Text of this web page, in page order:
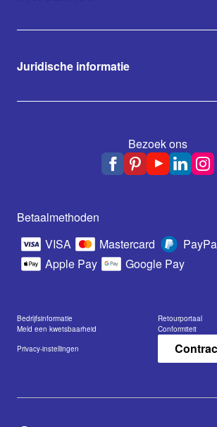
Juridische informatie
Bezoek ons
Betaalmethoden
VISA
Mastercard
Apple Pay
Google Pay
Bedrijfsinformatie
Retourportaal
Meld een kwetsbaarheid
Conformiteit
Privacy-instellingen